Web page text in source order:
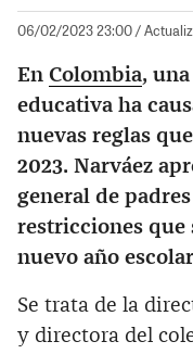
06/02/2023 23:00/
En Colombia,
educativa ha
nuevas reglas
2023. Narváez
general de
restricciones que
nuevo año
Se trata de la
y directora del